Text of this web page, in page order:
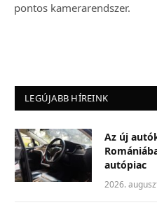
pontos kamerarendszer.
LEGÚJABB HÍREINK
Az új
autópiac
2026.